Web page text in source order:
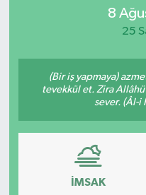
8
25
(Bir iş yapmaya)
tevekkül et. Zira Allâhü
sever. (Âl-i
İMSAK